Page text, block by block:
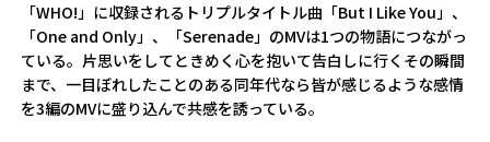
「WHO!」に収録されるトリプルタイトル曲「But I Like You」、
「One and Only」、「Serenade」のMVは1つの物語につながっ
ている。片思いをしてときめく心を抱いて告白しに行くその瞬間
まで、一目ぼれしたことのある同年代なら皆が感じるような感情
を3編のMVに盛り込んで共感を誘っている。